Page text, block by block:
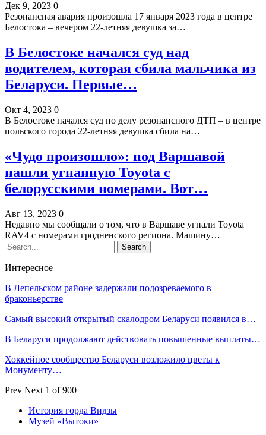
Дек 9, 2023 0
Резонансная авария произошла 17 января 2023 года в центре
Белостока – вечером 22-летняя девушка за…
В Белостоке начался суд над
водителем, которая сбила мальчика из
Беларуси. Первые…
Окт 4, 2023 0
В Белостоке начался суд по делу резонансного ДТП – в центре
польского города 22-летняя девушка сбила на…
«Чудо произошло»: под Варшавой
нашли угнанную Toyota с
белорусскими номерами. Вот…
Авг 13, 2023 0
Недавно мы сообщали о том, что в Варшаве угнали Toyota
RAV4 с номерами гродненского региона. Машину…
Интересное
В Лепельском районе задержали подозреваемого в
браконьерстве
Самый высокий открытый скалодром Беларуси появился в…
В Беларуси продолжают действовать повышенные выплаты…
Хоккейное сообщество Беларуси возложило цветы к
Монументу…
Prev Next 1 of 900
История горда Видзы
Музей «Вытоки»